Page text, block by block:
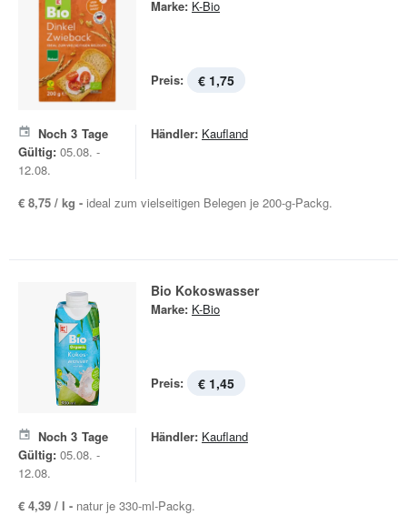
Marke: K-Bio
Preis: € 1,75
Noch 3 Tage
Gültig: 05.08. -
12.08.
Händler: Kaufland
€ 8,75 / kg - ideal zum vielseitigen Belegen je 200-g-Packg.
Bio Kokoswasser
Marke: K-Bio
Preis: € 1,45
Noch 3 Tage
Gültig: 05.08. -
12.08.
Händler: Kaufland
€ 4,39 / l - natur je 330-ml-Packg.